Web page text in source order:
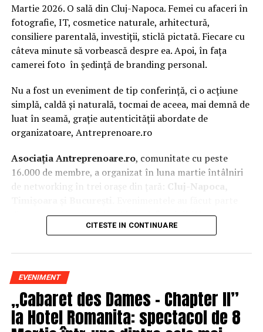
NU RATATI
Țara în care producătorii germani testează deja
automobilele autonome
Martie 2026. O sală din Cluj-Napoca. Femei cu afaceri în
fotografie, IT, cosmetice naturale, arhitectură,
consiliere parentală, investiții, sticlă pictată. Fiecare cu
câteva minute să vorbească despre ea. Apoi, în fața
camerei foto în ședință de branding personal.
Nu a fost un eveniment de tip conferință, ci o acțiune
simplă, caldă și naturală, tocmai de aceea, mai demnă de
luat în seamă, grație autenticității abordate de
organizatoare, Antreprenoare.ro
Asociația Antreprenoare.ro, comunitate cu peste
16.000 de membre, a organizat în luna martie întâlniri
de networking în trei orașe din țară:
Cluj-Napoca,
campania națională„Aleg să fiu vizibilă„, o
inițiativă care combină sesiuni de fotografie de brand
prezentă, cu numele tău și cu afacerea ta, în spațiul
public.
La Cluj-Napoca, sesiunile foto au fost susținute de doi
fotografi profesioniști:Valentina Mihalache
(lightsun.ro) șiDeni Sîrb(DA Studio). Valentina a venit
CITESTE IN CONTINUARE
EVENIMENT
„Cabaret des Dames – Chapter II”
la Hotel Romanita: spectacol de 8